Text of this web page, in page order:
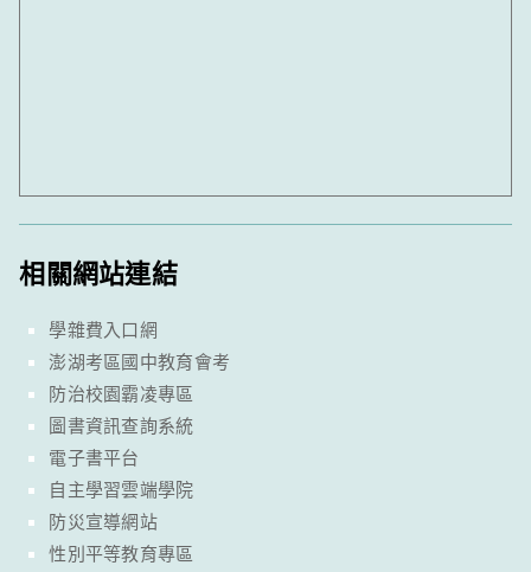
相關網站連結
學雜費入口網
澎湖考區國中教育會考
防治校園霸凌專區
圖書資訊查詢系統
電子書平台
自主學習雲端學院
防災宣導網站
性別平等教育專區